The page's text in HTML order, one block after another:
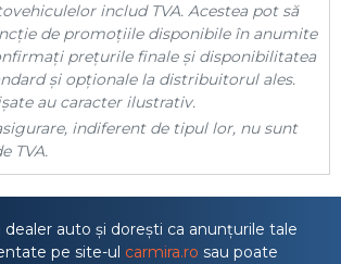
includ TVA. Acestea pot să
de promoțiile disponibile în anumite
prețurile finale și disponibilitatea
și opționale la distribuitorul ales.
au caracter ilustrativ.
indiferent de tipul lor, nu sunt
TVA.
dealer auto și dorești ca anunțurile tale
pe site-ul carmira.ro sau poate